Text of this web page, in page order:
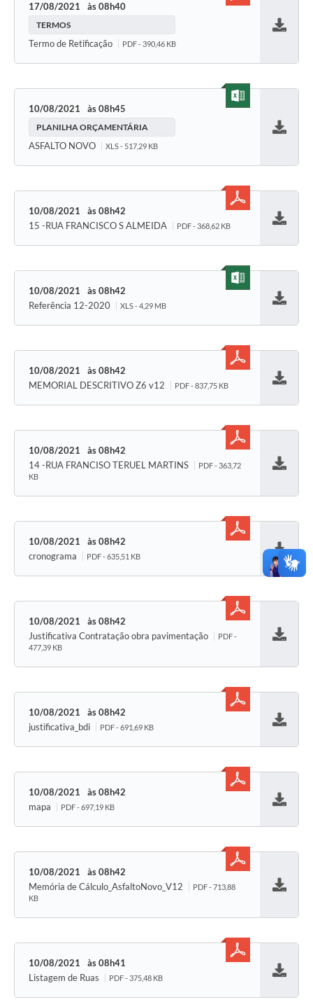
17/08/2021 08h40
TERMOS
Termo de Retificação PDF - 390,46 KB
10/08/2021 08h45
PLANILHA ORÇAMENTÁRIA
ASFALTO NOVO XLS - 517,29 KB
10/08/2021
08h42
15 -RUA FRANCISCO S ALMEIDA
PDF - 368,62 KB
10/08/2021
08h42
Referência 12-2020
XLS - 4,29 MB
10/08/2021
08h42
MEMORIAL DESCRITIVO Z6 v12
PDF - 837,75 KB
10/08/2021
08h42
14 -RUA FRANCISO TERUEL MARTINS
PDF - 363,72
KB
10/08/2021
08h42
cronograma
PDF - 635,51 KB Baixar
10/08/2021
08h42
Justificativa Contratação obra pavimentação
PDF -
477,39 KB
10/08/2021
08h42
justificativa_bdi
PDF - 691,69 KB
10/08/2021
08h42
mapa
PDF - 697,19 KB
10/08/2021
08h42
Memória de Cálculo_AsfaltoNovo_V12
PDF - 713,88
KB
10/08/2021
08h41
Listagem de Ruas
PDF - 375,48 KB